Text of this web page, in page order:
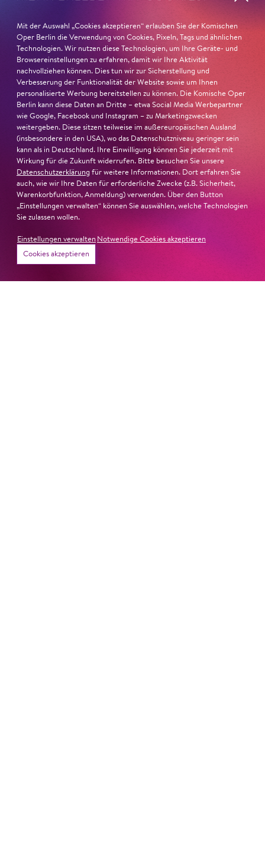
Ambur Braid für DER FAUST
nominiert
Ambur Braidist für den Deutschen Theaterpreis DER
FAUST nominiert in der Kategorie »Darsteller:in
Musiktheater«. Ihr eindrucksvolles Rollendebüt als
Katerina Lwowna Ismailowa in Barrie KoskysLady
Macbeth von Mzensk sei jederzeit authentisch, ziehe das
Publikum in ihren Bann, fordere zum Miterleben und
Mitleiden heraus – niemand im Saal bliebe teilnahmslos
zurück, lobt die Jury Ambur Braids stimmliche Wucht
und ihre starke Bühnenpräsenz:
»In dem überwältigenden Farbenreichtum ihres Spiels
sind Auflehnung und Verletzlichkeit ebenso nachfühlbar
wie die verzweifelte Einsamkeit ihrer Figur.«
Begründung
Mit der Auswahl „Cookies akzeptieren“ erlauben Sie der Komischen
Oper Berlin die Verwendung von Cookies, Pixeln, Tags und ähnlichen
Technologien. Wir nutzen diese Technologien, um Ihre Geräte- und
Browsereinstellungen zu erfahren, damit wir Ihre Aktivität
nachvollziehen können. Dies tun wir zur Sicherstellung und
Verbesserung der Funktionalität der Website sowie um Ihnen
personalisierte Werbung bereitstellen zu können. Die Komische Oper
Berlin kann diese Daten an Dritte – etwa Social Media Werbepartner
wie Google, Facebook und Instagram – zu Marketingzwecken
weitergeben. Diese sitzen teilweise im außereuropäischen Ausland
(insbesondere in den USA), wo das Datenschutzniveau geringer sein
kann als in Deutschland. Ihre Einwilligung können Sie jederzeit mit
Wirkung für die Zukunft widerrufen. Bitte besuchen Sie unsere
Datenschutzerklärung für weitere Informationen. Dort erfahren Sie
auch, wie wir Ihre Daten für erforderliche Zwecke (z.B. Sicherheit,
Warenkorbfunktion, Anmeldung) verwenden. Über den Button
„Einstellungen verwalten“ können Sie auswählen, welche Technologien
Sie zulassen wollen.
Einstellungen verwalten Notwendige Cookies akzeptieren
Cookies akzeptieren